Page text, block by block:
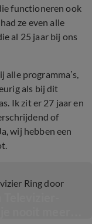
functioneren ook
ze even alle
al 25 jaar bij ons
alle programma’s,
als bij dit
Ik zit er 27 jaar en
of
wij hebben een
Ring door